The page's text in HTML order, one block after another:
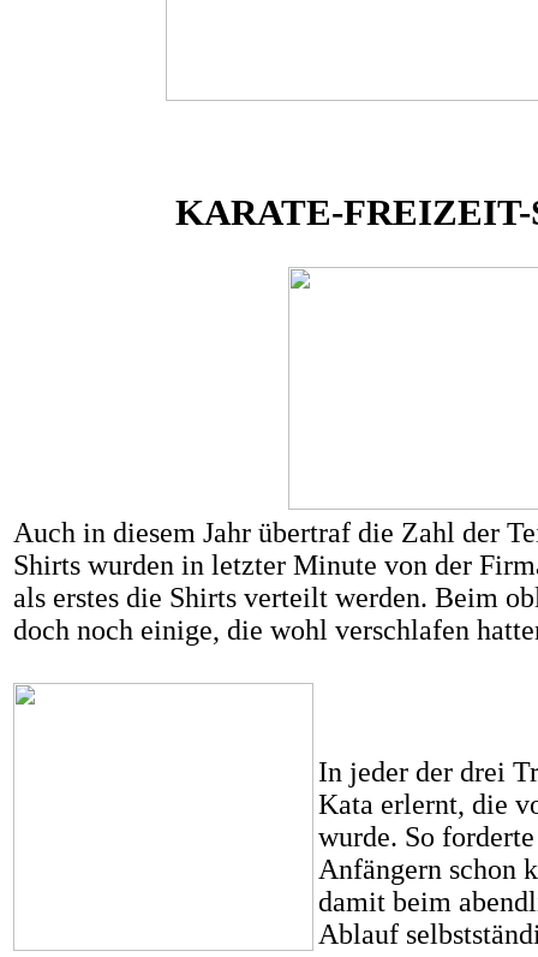
KARATE-
Auch in diesem Jahr übertraf die Zahl der
Shirts wurden in letzter Minute von der
als erstes die Shirts verteilt werden. Beim
doch noch einige, die wohl verschlafen
In jeder der drei
Kata erlernt, die
wurde. So
Anfängern schon
damit beim
Ablauf